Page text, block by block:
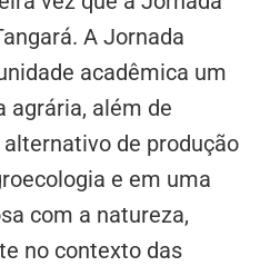
A Jornada
acadêmica um
agrária, além de
de produção
e em uma
com a natureza,
no contexto das